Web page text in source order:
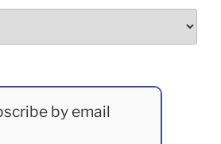
by email